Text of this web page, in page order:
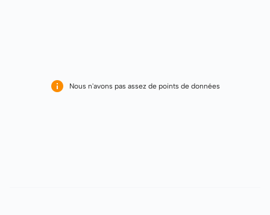
Nous n'avons pas assez de points de données